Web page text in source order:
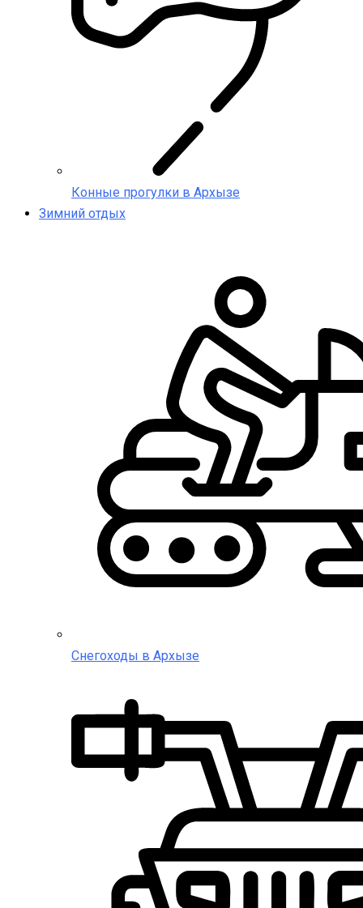
Конные прогулки в Архызе
Зимний отдых
Снегоходы в Архызе